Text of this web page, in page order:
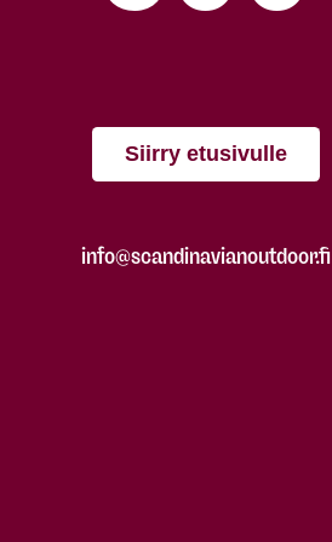
Siirry etusivulle
info@scandinavianoutdoor.fi